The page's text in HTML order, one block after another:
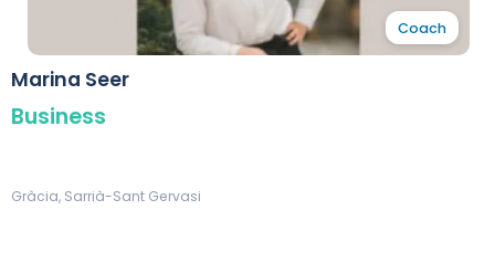
Coach
Marina Seer
Business
Gràcia, Sarrià-Sant Gervasi